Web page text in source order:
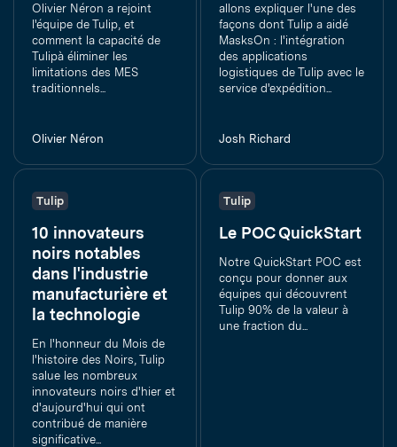
Olivier Néron a rejoint
l'équipe de Tulip, et
comment la capacité de
Tulipà éliminer les
limitations des MES
traditionnels...
Olivier Néron
allons expliquer l'une des
façons dont Tulip a aidé
MasksOn : l'intégration
des applications
logistiques de Tulip avec le
service d'expédition...
Josh Richard
Tulip
10 innovateurs
noirs notables
dans l'industrie
manufacturière et
la technologie
En l'honneur du Mois de
l'histoire des Noirs, Tulip
salue les nombreux
innovateurs noirs d'hier et
d'aujourd'hui qui ont
contribué de manière
significative...
Tulip
Le POC QuickStart
Notre QuickStart POC est
conçu pour donner aux
équipes qui découvrent
Tulip 90% de la valeur à
une fraction du...